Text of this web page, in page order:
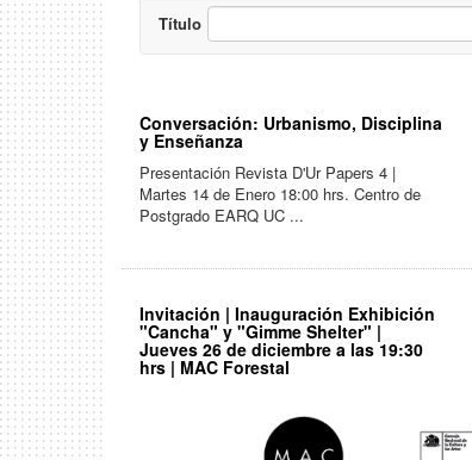
Título
Conversación: Urbanismo, Disciplina
y Enseñanza
Presentación Revista D'Ur Papers 4 |
Martes 14 de Enero 18:00 hrs. Centro de
Postgrado EARQ UC ...
Invitación | Inauguración Exhibición
"Cancha" y "Gimme Shelter" |
Jueves 26 de diciembre a las 19:30
hrs | MAC Forestal